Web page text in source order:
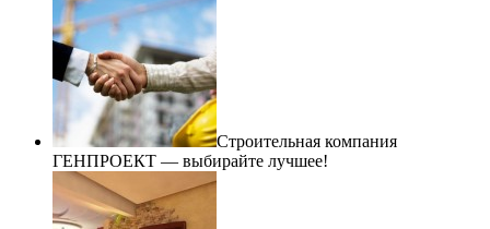
Строительная компания
ГЕНПРОЕКТ — выбирайте лучшее!